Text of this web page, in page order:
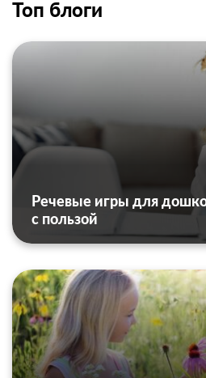
Топ блоги
Речевые игры для
с пользой